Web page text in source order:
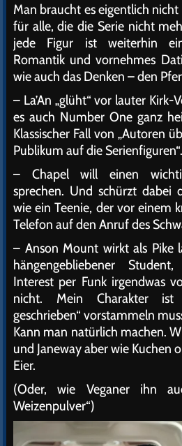
Man braucht es eigentlich
für alle, die die Serie nicht
jede Figur ist weiterhin
Romantik und vornehmes
wie auch das Denken – den
– La’An „glüht“ vor lauter Kirk-
es auch Number One ganz
Klassischer Fall von „Autoren
Publikum auf die Serienfiguren“.
– Chapel will einen
sprechen. Und schürzt dabei
wie ein Teenie, der vor einem
Telefon auf den Anruf des
– Anson Mount wirkt als Pike
hängengebliebener
Interest per Funk irgendwas
nicht. Mein Charakter
geschrieben“ vorstammeln
Kann man natürlich machen.
und Janeway aber wie Kuchen
Eier.
(Oder, wie Veganer ihn
Weizenpulver“)